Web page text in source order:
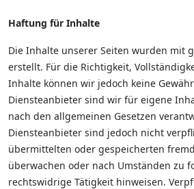
Haftung für Inhalte
Die Inhalte unserer Seiten wurden mit
erstellt. Für die Richtigkeit,
Inhalte können wir jedoch keine
Diensteanbieter sind wir für eigene
nach den allgemeinen Gesetzen
Diensteanbieter sind jedoch nicht
übermittelten oder gespeicherten
überwachen oder nach Umständen zu
rechtswidrige Tätigkeit hinweisen.